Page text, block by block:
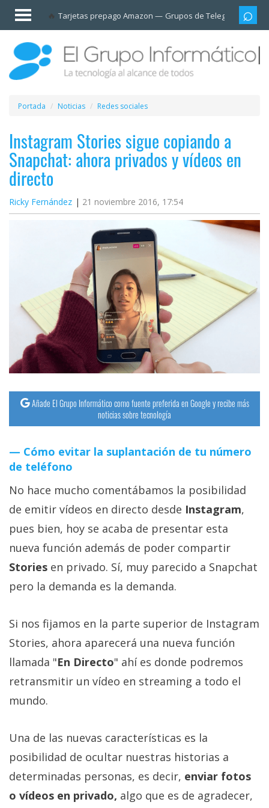
Tarjetas prepago Amazon Grupos de Telegram
Invitado
Iniciar
sesión /
Registrarse
Esenciales
Móviles
Ofertas
Apps
Redes
Operadores
Trucos
y
Tutoriales
Ciberseguridad
Sistemas
operativos
Profesional
+
Más
temas
Foros
Contacto
/
Sobre
Publicidad
/
Cambiar
opciones
de
Portada Noticias Redes sociales
Instagram Stories sigue copiando a
Snapchat: ahora privados y vídeos en
directo
Ricky Fernández 21 noviembre 2016, 17:54
Añade El Grupo Informático como fuente preferida en Google y recibe más
noticias sobre tecnología
Cómo evitar la suplantación de tu número
de teléfono
No hace mucho comentábamos la posibilidad
de emitir vídeos en directo desde Instagram,
pues bien, hoy se acaba de presentar esta
nueva función además de poder compartir
Stories en privado. Sí, muy parecido a Snapchat
pero la demanda es la demanda.
Si nos fijamos en la parte superior de Instagram
Stories, ahora aparecerá una nueva función
llamada "En Directo" ahí es donde podremos
retransmitir un vídeo en streaming a todo el
mundo.
Una de las nuevas características es la
posibilidad de ocultar nuestras historias a
determinadas personas, es decir, enviar fotos
o vídeos en privado, algo que es de agradecer,